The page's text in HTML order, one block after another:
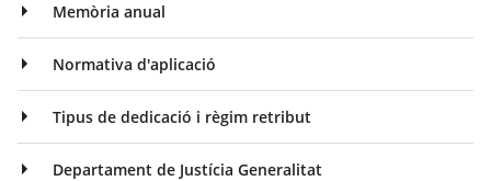
Memòria anual
Normativa d'aplicació
Tipus de dedicació i règim retribut
Departament de Justícia Generalitat